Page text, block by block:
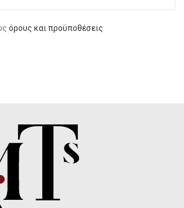
όρους και προϋποθέσεις